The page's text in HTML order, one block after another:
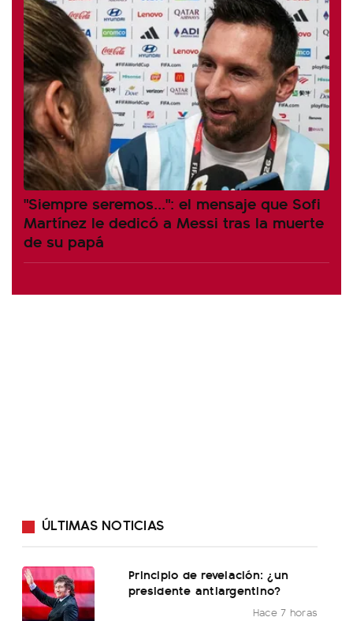
"Siempre seremos...": el mensaje que Sofi
Martínez le dedicó a Messi tras la muerte
de su papá
ÚLTIMAS NOTICIAS
Principio de revelación: ¿un
presidente antiargentino?
Hace 7 horas